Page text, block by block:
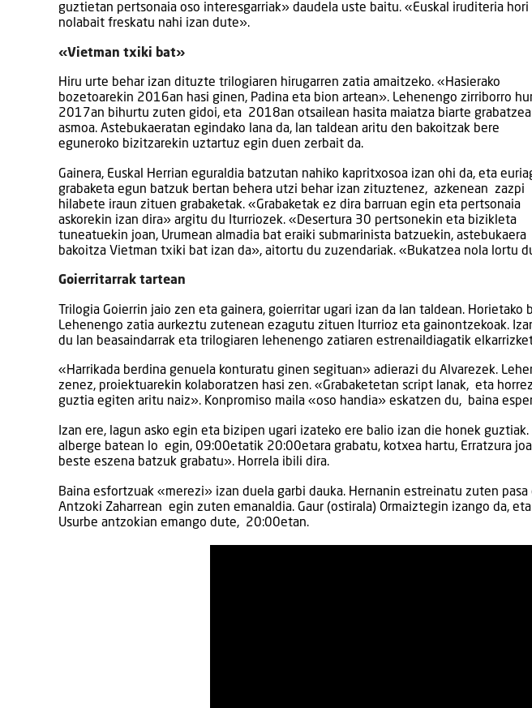
guztietan pertsonaia oso interesgarriak» daudela uste baitu. «Euskal iruditeria hori
nolabait freskatu nahi izan dute».
«Vietman txiki bat»
Hiru urte behar izan dituzte trilogiaren hirugarren zatia amaitzeko. «Hasierako
bozetoarekin 2016an hasi ginen, Padina eta bion artean». Lehenengo zirriborro
2017an bihurtu zuten gidoi, eta 2018an otsailean hasita maiatza biarte
asmoa. Astebukaeratan egindako lana da, lan taldean aritu den bakoitzak bere
eguneroko bizitzarekin uztartuz egin duen zerbait da.
Gainera, Euskal Herrian eguraldia batzutan nahiko kapritxosoa izan ohi da, eta
grabaketa egun batzuk bertan behera utzi behar izan zituztenez, azkenean zazpi
hilabete iraun zituen grabaketak. «Grabaketak ez dira barruan egin eta pertsonaia
askorekin izan dira» argitu du Iturriozek. «Desertura 30 pertsonekin eta bizikleta
tuneatuekin joan, Urumean almadia bat eraiki submarinista batzuekin, astebukaera
bakoitza Vietman txiki bat izan da», aitortu du zuzendariak. «Bukatzea nola lortu
Goierritarrak tartean
Trilogia Goierrin jaio zen eta gainera, goierritar ugari izan da lan taldean. Horietako
Lehenengo zatia aurkeztu zutenean ezagutu zituen Iturrioz eta gainontzekoak.
du lan beasaindarrak eta trilogiaren lehenengo zatiaren estrenaildiagatik
«Harrikada berdina genuela konturatu ginen segituan» adierazi du Alvarezek.
zenez, proiektuarekin kolaboratzen hasi zen. «Grabaketetan script lanak, eta
guztia egiten aritu naiz». Konpromiso maila «oso handia» eskatzen du, baina
Izan ere, lagun asko egin eta bizipen ugari izateko ere balio izan die honek
alberge batean lo egin, 09:00etatik 20:00etara grabatu, kotxea hartu, Erratzura
beste eszena batzuk grabatu». Horrela ibili dira.
Baina esfortzuak «merezi» izan duela garbi dauka. Hernanin estreinatu zuten
Antzoki Zaharrean egin zuten emanaldia. Gaur (ostirala) Ormaiztegin izango da,
Usurbe antzokian emango dute, 20:00etan.